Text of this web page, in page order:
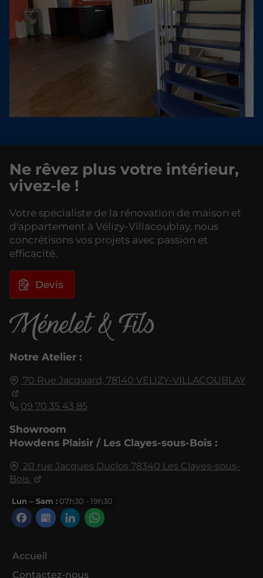
Notre Atelier :
70 Rue Jacquard, 78140 VÉLIZY-VILLACOUBLAY
09 70 35 43 85
Showroom
Howdens Plaisir / Les Clayes-sous-Bois :
20 rue Jacques Duclos 78340 Les Clayes-sous-
Bois
Lun – Sam :07h30 - 19h30
Accueil
Contactez-nous
Ne rêvez plus votre intérieur,
vivez-le !
Votre spécialiste de la rénovation de maison et
d'appartement à Vélizy-Villacoublay, nous
concrétisons vos projets avec passion et
efficacité.
Devis